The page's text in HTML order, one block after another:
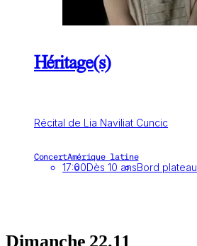
Héritage(s)
Récital de Lia Naviliat Cuncic
ConcertAmérique latine
17:00Dès 10 ansBord plateau
22.11
Dimanche